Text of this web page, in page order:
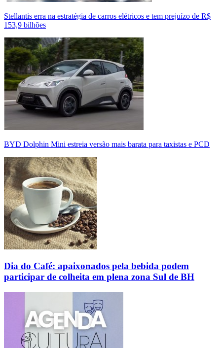
Stellantis erra na estratégia de carros elétricos e tem prejuízo de R$
153,9 bilhões
BYD Dolphin Mini estreia versão mais barata para taxistas e PCD
Dia do Café: apaixonados pela bebida podem
participar de colheita em plena zona Sul de BH